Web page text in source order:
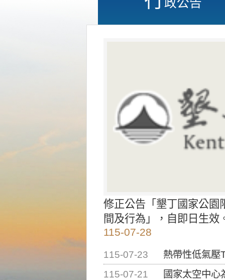
修正公告「墾丁國家公園
間及行為」，自即日生效
115-07-28
115-07-23
熱帶性低氣壓
115-07-21
國家太空中心為辦理